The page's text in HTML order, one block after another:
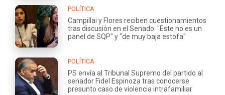
POLÍTICA
Campillai y Flores reciben cuestionamientos
tras discusión en el Senado: "Este no es un
panel de SQP" y "de muy baja estofa"
POLÍTICA
PS envía al Tribunal Supremo del partido al
senador Fidel Espinoza tras conocerse
presunto caso de violencia intrafamiliar